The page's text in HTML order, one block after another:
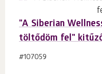
"A Siberian
töltődöm fel"
#107059